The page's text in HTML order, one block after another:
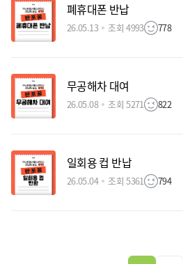
폐휴대폰 반납
26.05.13 조회 4993 778
무공해차 대여
26.05.08 조회 5271 822
일회용 컵 반납
26.05.04 조회 5361 794